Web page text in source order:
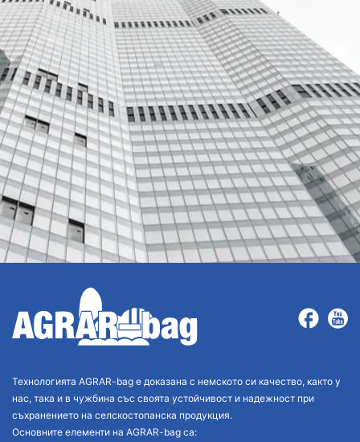
Технологията AGRAR-bag е доказана с немското си качество, както у
нас, така и в чужбина със своята устойчивост и надежност при
съхранението на селскостопанска продукция.
Основните елементи на AGRAR-bag са: